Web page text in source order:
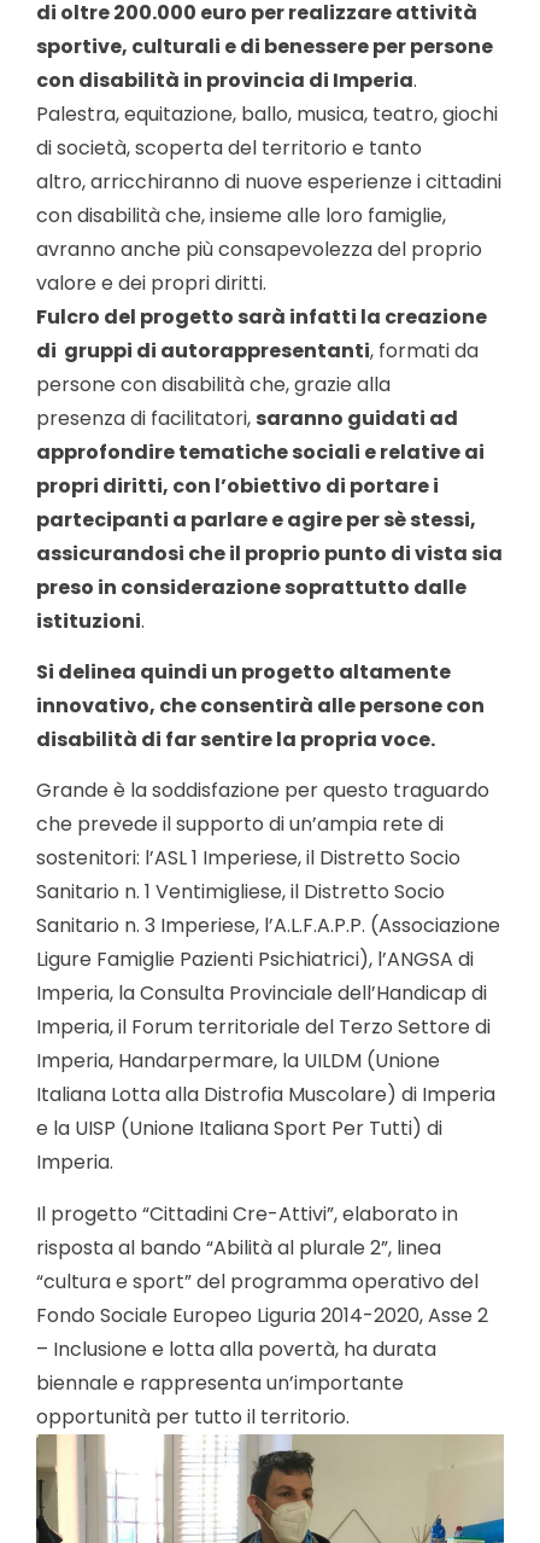
di oltre 200.000 euro per realizzare attività
sportive, culturali e di benessere per persone
con disabilità in provincia di Imperia.
Palestra, equitazione, ballo, musica, teatro, giochi
di società, scoperta del territorio e tanto
altro, arricchiranno di nuove esperienze i cittadini
con disabilità che, insieme alle loro famiglie,
avranno anche più consapevolezza del proprio
valore e dei propri diritti.
Fulcro del progetto sarà infatti la creazione
di gruppi di autorappresentanti, formati da
persone con disabilità che, grazie alla
presenza di facilitatori, saranno guidati ad
approfondire tematiche sociali e relative ai
propri diritti, con l’obiettivo di portare i
partecipanti a parlare e agire per sè stessi,
assicurandosi che il proprio punto di vista sia
preso in considerazione soprattutto dalle
istituzioni.
Si delinea quindi un progetto altamente
innovativo, che consentirà alle persone con
disabilità di far sentire la propria voce.
Grande è la soddisfazione per questo traguardo
che prevede il supporto di un’ampia rete di
sostenitori: l’ASL 1 Imperiese, il Distretto Socio
Sanitario n. 1 Ventimigliese, il Distretto Socio
Sanitario n. 3 Imperiese, l’A.L.F.A.P.P. (Associazione
Ligure Famiglie Pazienti Psichiatrici), l’ANGSA di
Imperia, la Consulta Provinciale dell’Handicap di
Imperia, il Forum territoriale del Terzo Settore di
Imperia, Handarpermare, la UILDM (Unione
Italiana Lotta alla Distrofia Muscolare) di Imperia
e la UISP (Unione Italiana Sport Per Tutti) di
Imperia.
Il progetto “Cittadini Cre-Attivi”, elaborato in
risposta al bando “Abilità al plurale 2”, linea
“cultura e sport” del programma operativo del
Fondo Sociale Europeo Liguria 2014-2020, Asse 2
– Inclusione e lotta alla povertà, ha durata
biennale e rappresenta un’importante
opportunità per tutto il territorio.